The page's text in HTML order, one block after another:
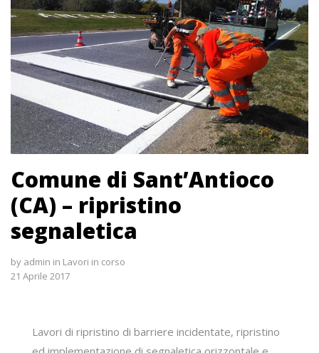
Comune di Sant’Antioco
(CA) – ripristino
segnaletica
by admin in Lavori in corso
21 Aprile 2017
Lavori di ripristino di barriere incidentate, ripristino